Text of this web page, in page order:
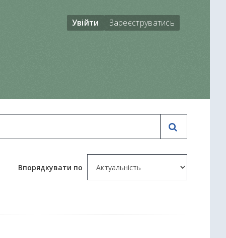
Увійти Зареєструватись
Впорядкувати по